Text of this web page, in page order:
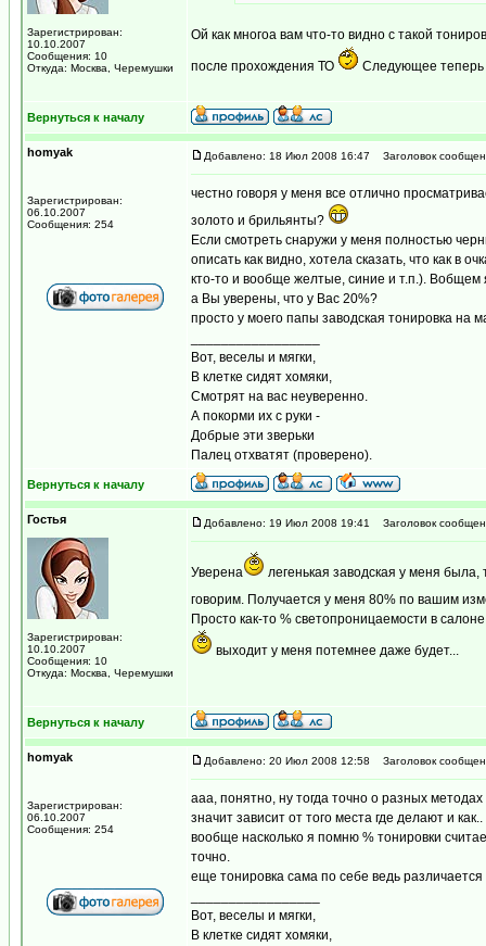
Зарегистрирован:
10.10.2007
Сообщения: 10
Откуда: Москва, Черемушки
Ой как многоа вам что-то видно с такой
после прохождения ТО Следующее теперь
Вернуться к началу
homyak
Зарегистрирован:
06.10.2007
Сообщения: 254
Добавлено: 18 Июл 2008 16:47 Заголовок
честно говоря у меня все отлично
золото и брильянты?
Если смотреть снаружи у меня полностью
описать как видно, хотела сказать, что как в
кто-то и вообще желтые, синие и т.п.). Вобщем
а Вы уверены, что у Вас 20%?
просто у моего папы заводская тонировка на
Вот, веселы и мягки,
В клетке сидят хомяки,
Смотрят на вас неуверенно.
А покорми их с руки -
Добрые эти зверьки
Палец отхватят (проверено).
Вернуться к началу
Гостья
Зарегистрирован:
10.10.2007
Сообщения: 10
Откуда: Москва, Черемушки
Добавлено: 19 Июл 2008 19:41 Заголовок
Уверена
легенькая заводская у меня
говорим. Получается у меня 80% по вашим
Просто как-то % светопроницаемости в
выходит у меня потемнее даже будет...
Вернуться к началу
homyak
Зарегистрирован:
06.10.2007
Сообщения: 254
Добавлено: 20 Июл 2008 12:58 Заголовок
ааа, понятно, ну тогда точно о разных
значит зависит от того места где делают и как..
вообще насколько я помню % тонировки
точно.
еще тонировка сама по себе ведь
Вот, веселы и мягки,
В клетке сидят хомяки,